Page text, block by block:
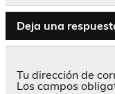
Deja una
Tu dirección de
Los campos